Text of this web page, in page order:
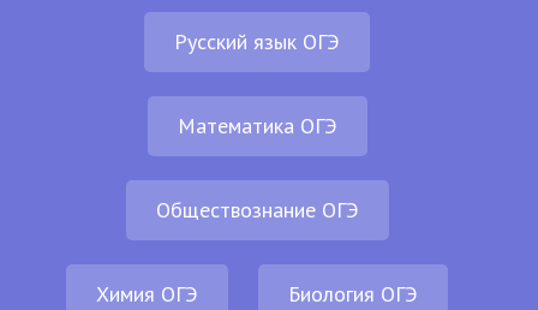
Русский язык ОГЭ
Математика ОГЭ
Обществознание ОГЭ
Химия ОГЭ Биология ОГЭ